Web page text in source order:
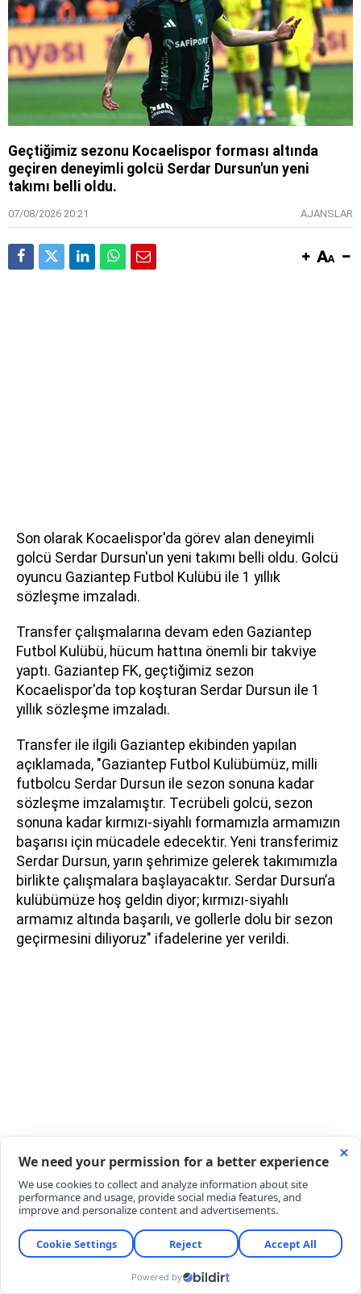
Geçtiğimiz sezonu Kocaelispor forması altında
geçiren deneyimli golcü Serdar Dursun'un yeni
takımı belli oldu.
07/08/2026 20:21 AJANSLAR
Son olarak Kocaelispor'da görev alan deneyimli
golcü Serdar Dursun'un yeni takımı belli oldu. Golcü
oyuncu Gaziantep Futbol Kulübü ile 1 yıllık
sözleşme imzaladı.
Transfer çalışmalarına devam eden Gaziantep
Futbol Kulübü, hücum hattına önemli bir takviye
yaptı. Gaziantep FK, geçtiğimiz sezon
Kocaelispor'da top koşturan Serdar Dursun ile 1
yıllık sözleşme imzaladı.
Transfer ile ilgili Gaziantep ekibinden yapılan
açıklamada, "Gaziantep Futbol Kulübümüz, milli
futbolcu Serdar Dursun ile sezon sonuna kadar
sözleşme imzalamıştır. Tecrübeli golcü, sezon
sonuna kadar kırmızı-siyahlı formamızla armamızın
başarısı için mücadele edecektir. Yeni transferimiz
Serdar Dursun, yarın şehrimize gelerek takımımızla
birlikte çalışmalara başlayacaktır. Serdar Dursun’a
kulübümüze hoş geldin diyor; kırmızı-siyahlı
armamız altında başarılı, ve gollerle dolu bir sezon
geçirmesini diliyoruz" ifadelerine yer verildi.
YORUMLAR (1)